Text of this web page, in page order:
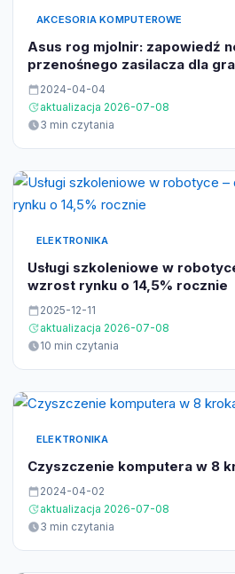
AKCESORIA KOMPUTEROWE
Asus rog mjolnir: zapowiedź
przenośnego zasilacza dla
2024-04-04
aktualizacja 2026-07-08
3 min czytania
ELEKTRONIKA
Usługi szkoleniowe w
wzrost rynku o 14,5% rocznie
2025-12-11
aktualizacja 2026-07-08
10 min czytania
ELEKTRONIKA
Czyszczenie komputera w 8
2024-04-02
aktualizacja 2026-07-08
3 min czytania